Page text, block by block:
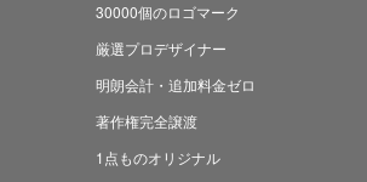
30000個のロゴマーク
厳選プロデザイナー
明朗会計・追加料金ゼロ
著作権完全譲渡
1点ものオリジナル